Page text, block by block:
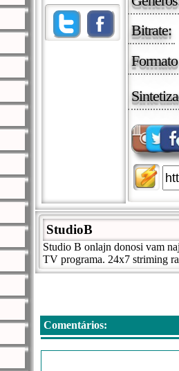
Bitrate:
StudioB
Studio B onlajn donosi vam
TV programa. 24x7 striming
Comentários: